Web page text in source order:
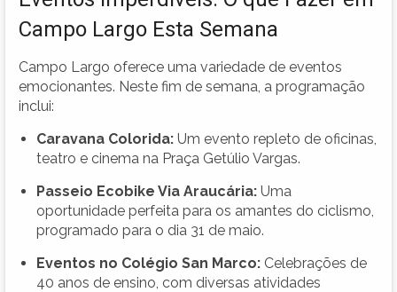
Campo Largo Esta Semana
Campo Largo oferece uma variedade de eventos
emocionantes. Neste fim de semana, a programação
inclui:
Caravana Colorida: Um evento repleto de oficinas,
teatro e cinema na Praça Getúlio Vargas.
Passeio Ecobike Via Araucária: Uma
oportunidade perfeita para os amantes do ciclismo,
programado para o dia 31 de maio.
Eventos no Colégio San Marco: Celebrações de
40 anos de ensino, com diversas atividades